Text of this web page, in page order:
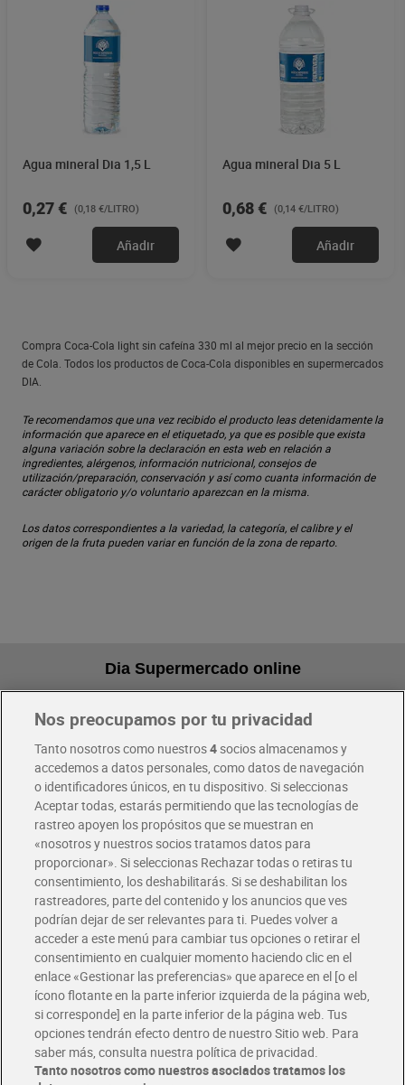
Agua mineral Dia 1,5 L
0,27 € (0,18 €/LITRO)
Añadir
Agua mineral Dia 5 L
0,68 € (0,14 €/LITRO)
Añadir
Compra Coca-Cola light sin cafeína 330 ml al mejor precio en la sección
de Cola. Todos los productos de Coca-Cola disponibles en supermercados
DIA.
Te recomendamos que una vez recibido el producto leas detenidamente la
información que aparece en el etiquetado, ya que es posible que exista
alguna variación sobre la declaración en esta web en relación a
ingredientes, alérgenos, información nutricional, consejos de
utilización/preparación, conservación y así como cuanta información de
carácter obligatorio y/o voluntario aparezcan en la misma.
Los datos correspondientes a la variedad, la categoría, el calibre y el
origen de la fruta pueden variar en función de la zona de reparto.
Dia Supermercado online
Pide hoy, recibe hoy
Envío gratis por compras superiores a 100€
Envío estandar por 4,99€
Glovo y Uber Eats
Solicita tu factura de Glovo o Uber Eats
Únete al CLUB Dia
Disfruta las ventajas y ofertas exclusivas.
Descárgate la APP Dia
Folletos y Tiendas
Descubre las mejores ofertas y busca tu tienda más cercana
Tarjeta MaX Dia
Nos preocupamos por tu privacidad
Tanto nosotros como nuestros4socios almacenamos y
accedemos a datos personales, como datos de navegación
o identificadores únicos, en tu dispositivo. Si seleccionas
Aceptar todas, estarás permitiendo que las tecnologías de
rastreo apoyen los propósitos que se muestran en
«nosotros y nuestros socios tratamos datos para
proporcionar». Si seleccionas Rechazar todas o retiras tu
consentimiento, los deshabilitarás. Si se deshabilitan los
rastreadores, parte del contenido y los anuncios que ves
podrían dejar de ser relevantes para ti. Puedes volver a
acceder a este menú para cambiar tus opciones o retirar el
consentimiento en cualquier momento haciendo clic en el
enlace «Gestionar las preferencias» que aparece en el [o el
ícono flotante en la parte inferior izquierda de la página web,
si corresponde] en la parte inferior de la página web. Tus
opciones tendrán efecto dentro de nuestro Sitio web. Para
saber más, consulta nuestra política de privacidad.
Tanto nosotros como nuestros asociados tratamos los